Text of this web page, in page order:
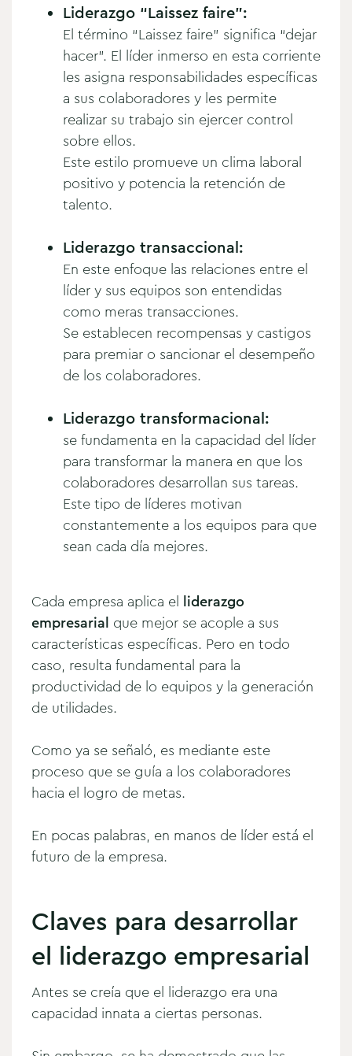
Liderazgo “Laissez faire”:
El término “Laissez faire” significa “dejar
hacer”. El líder inmerso en esta corriente
les asigna responsabilidades específicas
a sus colaboradores y les permite
realizar su trabajo sin ejercer control
sobre ellos.
Este estilo promueve un clima laboral
positivo y potencia la retención de
talento.
Liderazgo transaccional:
En este enfoque las relaciones entre el
líder y sus equipos son entendidas
como meras transacciones.
Se establecen recompensas y castigos
para premiar o sancionar el desempeño
de los colaboradores.
Liderazgo transformacional:
se fundamenta en la capacidad del líder
para transformar la manera en que los
colaboradores desarrollan sus tareas.
Este tipo de líderes motivan
constantemente a los equipos para que
sean cada día mejores.
Cada empresa aplica el liderazgo
empresarial que mejor se acople a sus
características específicas. Pero en todo
caso, resulta fundamental para la
productividad de lo equipos y la generación
de utilidades.
Como ya se señaló, es mediante este
proceso que se guía a los colaboradores
hacia el logro de metas.
En pocas palabras, en manos de líder está el
futuro de la empresa.
Claves para desarrollar
el liderazgo empresarial
Antes se creía que el liderazgo era una
capacidad innata a ciertas personas.